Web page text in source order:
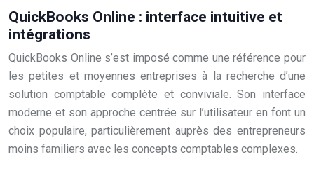
QuickBooks Online : interface intuitive et
intégrations
QuickBooks Online s’est imposé comme une référence pour
les petites et moyennes entreprises à la recherche d’une
solution comptable complète et conviviale. Son interface
moderne et son approche centrée sur l’utilisateur en font un
choix populaire, particulièrement auprès des entrepreneurs
moins familiers avec les concepts comptables complexes.